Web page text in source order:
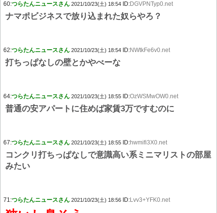
60:つらたんニュースさん 2021/10/23(土) 18:54 ID:DGVPNTyp0.net
ナマポビジネスで放り込まれた奴らやろ？
62:つらたんニュースさん 2021/10/23(土) 18:54 ID:NWtkFe6v0.net
打ちっぱなしの壁とかやべーな
64:つらたんニュースさん 2021/10/23(土) 18:55 ID:OzWSMwOW0.net
普通の安アパートに住めば家賃3万ですむのに
67:つらたんニュースさん 2021/10/23(土) 18:55 ID:hwmifi3X0.net
コンクリ打ちっぱなしで意識高い系ミニマリストの部屋
みたい
71:つらたんニュースさん 2021/10/23(土) 18:56 ID:Lvv3+YFK0.net